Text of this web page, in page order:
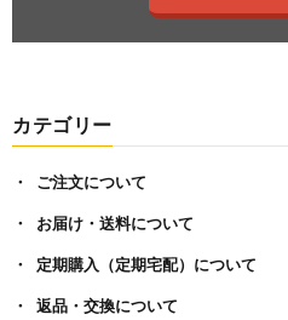
カテゴリー
ご注文について
お届け・送料について
定期購入（定期宅配）について
返品・交換について